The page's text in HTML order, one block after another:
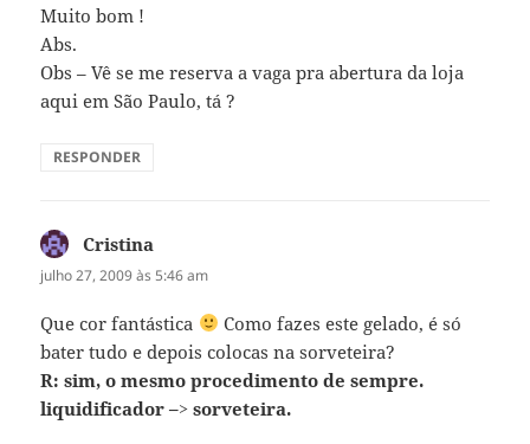
Muito bom !
Abs.
Obs – Vê se me reserva a vaga pra abertura da loja
aqui em São Paulo, tá ?
RESPONDER
Cristina
julho 27, 2009 às 5:46 am
Que cor fantástica
Como fazes este gelado, é só
bater tudo e depois colocas na sorveteira?
R: sim, o mesmo procedimento de sempre.
liquidificador –> sorveteira.